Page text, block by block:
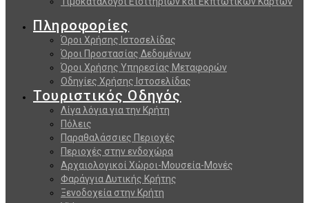
Πληροφορίες
Όροι Χρήσης Ιστοσελίδας
Όροι Προστασίας Δεδομένων
Όροι Χρήσης Υπηρεσίας Μεταφορών
Οδηγίες Χρήσης Ιστοσελίδας
Τουριστικός Οδηγός
Λίγα λόγια για την Κρήτη
Πόλεις
Παραθαλάσσιες Περιοχές
Περιοχές στην ενδοχώρα
Αρχαιολογικοί Χώροι-Μουσεία-Μονές
Φαράγγια Δυτικής Κρήτης
Ξενοδοχεία στην Κρήτη